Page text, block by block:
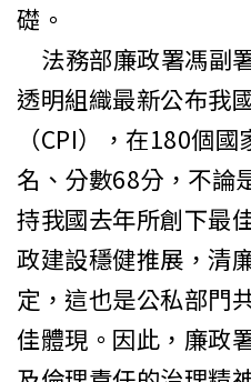
礎。
法務部廉政署馮副
透明組織最新公布我
（CPI），在180個國
名、分數68分，不論
持我國去年所創下最
政建設穩健推展，清
定，這也是公私部門
佳體現。因此，廉政